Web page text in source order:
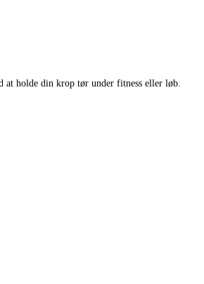
at holde din krop tør under fitness eller løb.